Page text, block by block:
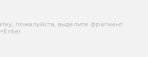
пожалуйста, выделите фрагмент